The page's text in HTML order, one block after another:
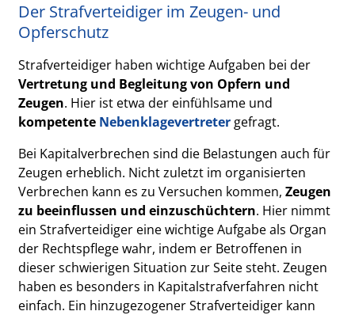
Der Strafverteidiger im Zeugen- und
Opferschutz
Strafverteidiger haben wichtige Aufgaben bei der
Vertretung und Begleitung von Opfern und
Zeugen. Hier ist etwa der einfühlsame und
kompetente Nebenklagevertreter gefragt.
Bei Kapitalverbrechen sind die Belastungen auch für
Zeugen erheblich. Nicht zuletzt im organisierten
Verbrechen kann es zu Versuchen kommen,Zeugen
zu beeinflussen und einzuschüchtern. Hier nimmt
ein Strafverteidiger eine wichtige Aufgabe als Organ
der Rechtspflege wahr, indem er Betroffenen in
dieser schwierigen Situation zur Seite steht. Zeugen
haben es besonders in Kapitalstrafverfahren nicht
einfach. Ein hinzugezogener Strafverteidiger kann